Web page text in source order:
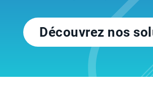
Découvrez nos